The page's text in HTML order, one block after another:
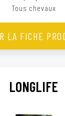
Tous chevaux
LA FICHE
LONGLIFE